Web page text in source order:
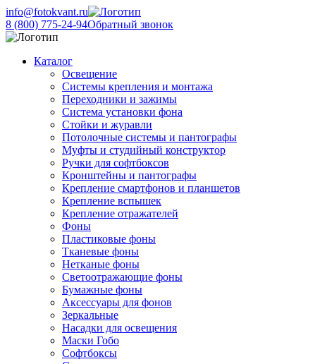
info@fotokvant.ru
8 (800) 775-24-94Обратный звонок
Каталог
Освещение
Системы крепления и монтажа
Переходники и зажимы
Система установки фона
Стойки и журавли
Потолочные системы и пантографы
Муфты и студийный конструктор
Ручки для софтбоксов
Кронштейны и пантографы
Крепление смартфонов и планшетов
Крепление вспышек
Крепление отражателей
Фоны
Пластиковые фоны
Тканевые фоны
Нетканые фоны
Светоотражающие фоны
Бумажные фоны
Аксессуары для фонов
Зеркальные
Насадки для освещения
Маски Гобо
Софтбоксы